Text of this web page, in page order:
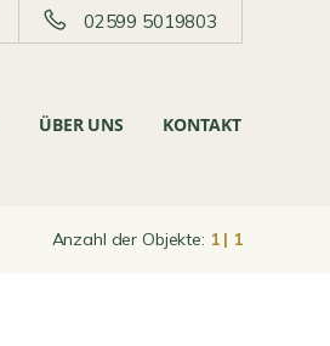
02599 5019803
ÜBER UNS KONTAKT
Anzahl der Objekte: 1 | 1